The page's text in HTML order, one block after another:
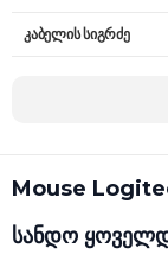
კაბელის სიგრძე
Mouse
სანდო